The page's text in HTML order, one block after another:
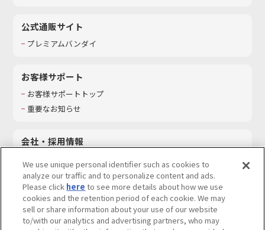
公式通販サイト
プレミアムバンダイ
お客様サポート
お客様サポートトップ
重要なお知らせ
会社・採用情報
採用情報
サステナビリティ
お問い合わせ
We use unique personal identifier such as cookies to
analyze our traffic and to personalize content and ads.
Please click here to see more details about how we use
cookies and the retention period of each cookie. We may
sell or share information about your use of our website
to/with our analytics and advertising partners, who may